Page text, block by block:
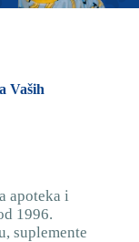
Vaših
apoteka i
1996.
suplemente